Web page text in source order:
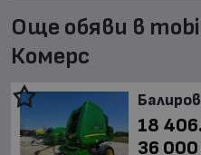
Още обяви в
Комерс
18
36 000